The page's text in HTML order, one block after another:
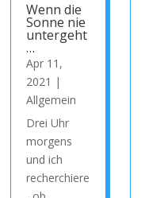
Wenn die
Sonne nie
untergeht
…
Apr 11,
2021 |
Allgemein
Drei Uhr
morgens
und ich
recherchiere